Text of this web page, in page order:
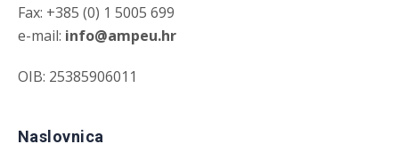
Fax: +385 (0) 1 5005 699
e-mail: info@ampeu.hr
OIB: 25385906011
Naslovnica